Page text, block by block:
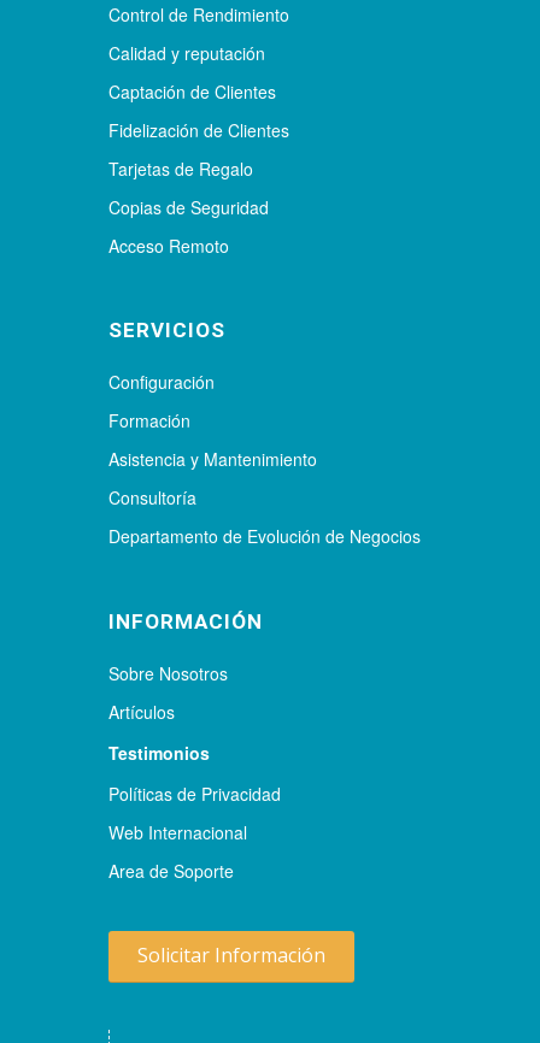
Control de Rendimiento
Calidad y reputación
Captación de Clientes
Fidelización de Clientes
Tarjetas de Regalo
Copias de Seguridad
Acceso Remoto
SERVICIOS
Configuración
Formación
Asistencia y Mantenimiento
Consultoría
Departamento de Evolución de Negocios
INFORMACIÓN
Sobre Nosotros
Artículos
Testimonios
Políticas de Privacidad
Web Internacional
Area de Soporte
Solicitar Información